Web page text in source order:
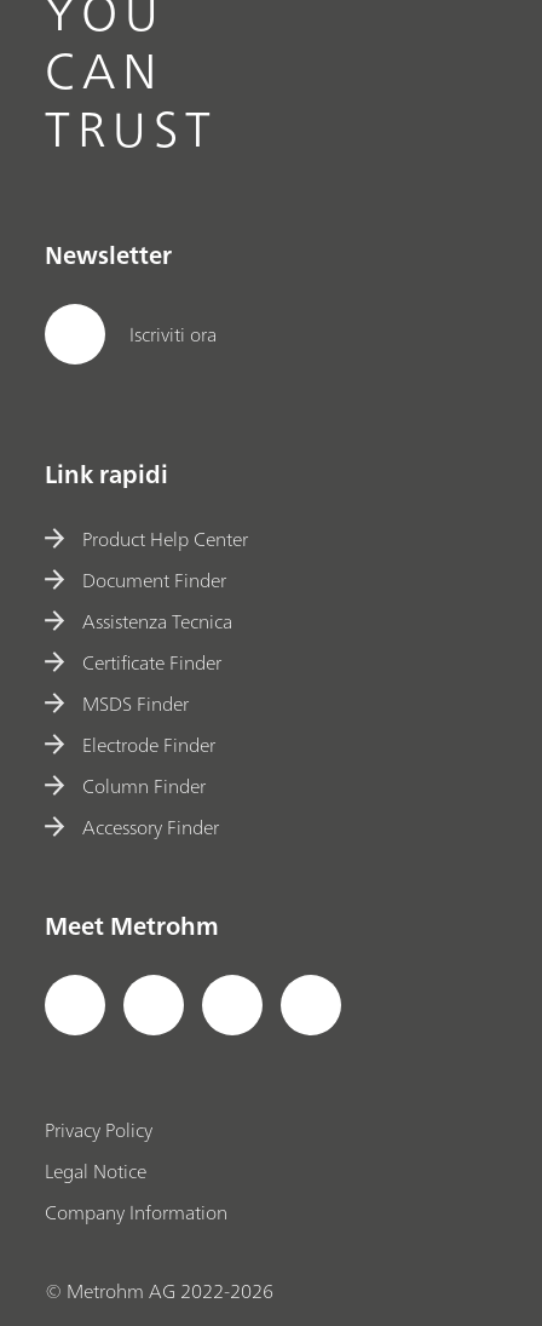
CAN
TRUST
Newsletter
Iscriviti ora
Link rapidi
Product Help Center
Document Finder
Assistenza Tecnica
Certificate Finder
MSDS Finder
Electrode Finder
Column Finder
Accessory Finder
Meet Metrohm
Privacy Policy
Legal Notice
Company Information
© Metrohm AG 2022-2026